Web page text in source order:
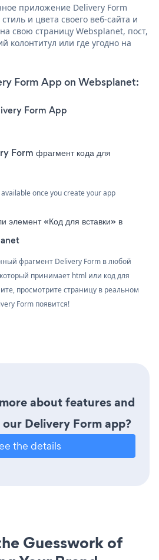
приложение Delivery Form
и цвета своего веб-сайта и
свою страницу Websplanet, пост,
колонтитул или где угодно на
Form App on Websplanet:
Form App
Form фрагмент кода для
once you create your app
элемент «Код для вставки» в
фрагмент Delivery Form в любой
принимает html или код для
просмотрите страницу в реальном
Form появится!
about features and
Delivery Form app?
the details
Guesswork of